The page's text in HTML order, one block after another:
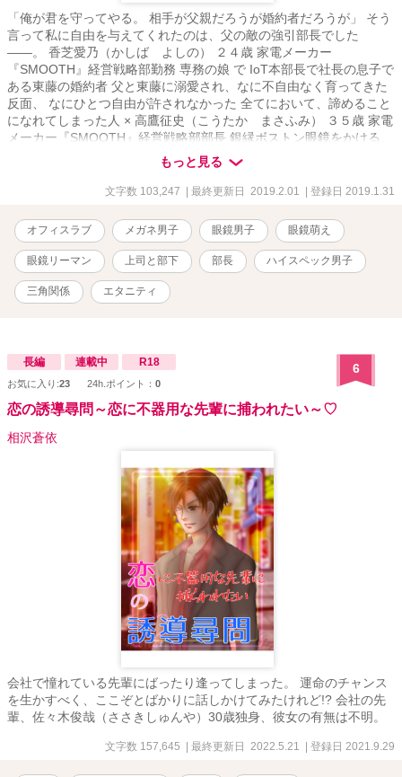
「俺が君を守ってやる。 相手が父親だろうが婚約者だろうが」 そう
言って私に自由を与えてくれたのは、父の敵の強引部長でした
――。 香芝愛乃（かしば よしの） ２４歳 家電メーカー
『SMOOTH』経営戦略部勤務 専務の娘 で IoT本部長で社長の息子で
ある東藤の婚約者 父と東藤に溺愛され、なに不自由なく育ってきた
反面、 なにひとつ自由が許されなかった 全てにおいて、諦めること
になれてしまった人 × 高鷹征史（こうたか まさふみ） ３５歳 家電
メーカー『SMOOTH』経営戦略部部長 銀縁ボストン眼鏡をかける、
人形のようにきれいな人 ただし、中身は俺様 革新的で社内の改革を
もくろむ 保守的な愛乃の父とは敵対している 口、悪い 態度、でかい
でも自分に正直な、真っ直ぐな男 × 東藤春熙（とうどう はるき）
愛乃の婚約者 親の七光りもあるが、仕事は基本、できる人 優しい。
優しすぎて、親のプレッシャーが重荷 愛乃を過剰なまでに溺愛して
いる 実は……？？ スイートな婚約者とビターな上司。 愛乃が選ぶの
は、どっち……？
もっと見る
文字数 103,247 | 最終更新日 2019.2.01 | 登録日 2019.1.31
オフィスラブ メガネ男子 眼鏡男子 眼鏡萌え
眼鏡リーマン 上司と部下 部長 ハイスペック男子
三角関係 エタニティ
長編 連載中 R18
お気に入り:23 24h.ポイント： 0
6
恋の誘導尋問～恋に不器用な先輩に捕われたい～♡
相沢蒼依
会社で憧れている先輩にばったり逢ってしまった。 運命のチャンス
を生かすべく、ここぞとばかりに話しかけてみたけれど!? 会社の先
輩、佐々木俊哉（ささきしゅんや）30歳独身、彼女の有無は不明。
文字数 157,645 | 最終更新日 2022.5.21 | 登録日 2021.9.29